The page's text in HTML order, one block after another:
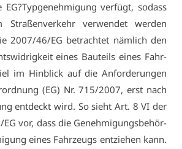
ver­fügt, so­dass
Stra­ßen­ver­kehr ver­wen­det wer­den
2007/46/EG be­trach­tet näm­lich den
ei­nes Bau­teils ei­nes Fahr­
im Hin­blick auf die An­for­de­run­gen
(EG) Nr. 715/2007, erst nach
ent­deckt wird. So sieht Art. 8 VI der
vor, dass die Ge­neh­mi­gungs­be­hör­
ei­nes Fahr­zeugs ent­zie­hen kann.